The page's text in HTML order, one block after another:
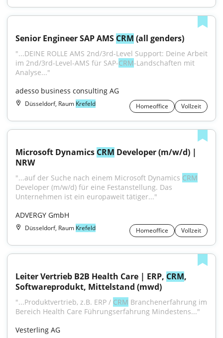
Senior Engineer SAP AMS CRM (all genders)
"...DEINE ROLLE AMS 2nd/3rd-Level Support: Deine Arbeit
im 2nd/3rd-Level-AMS für SAP-CRM-Landschaften mit
Analyse..."
adesso business consulting AG
Düsseldorf, Raum Krefeld Homeoffice Vollzeit
Microsoft Dynamics CRM Developer (m/w/d) |
NRW
"...auf der Suche nach einem Microsoft Dynamics CRM
Developer (m/w/d) für eine Festanstellung. Das
Unternehmen ist ein europaweit tätiger..."
ADVERGY GmbH
Düsseldorf, Raum Krefeld Homeoffice Vollzeit
Leiter Vertrieb B2B Health Care | ERP, CRM,
Softwareprodukt, Mittelstand (mwd)
"...Produktvertrieb, z.B. ERP / CRM Branchenerfahrung im
Bereich Health Care Führungserfahrung Mindestens..."
Vesterling AG